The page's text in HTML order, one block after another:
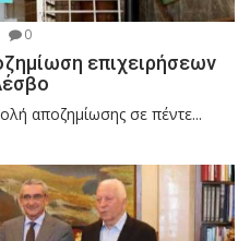
0
επιχειρήσεων
αποζημίωσης σε πέντε...